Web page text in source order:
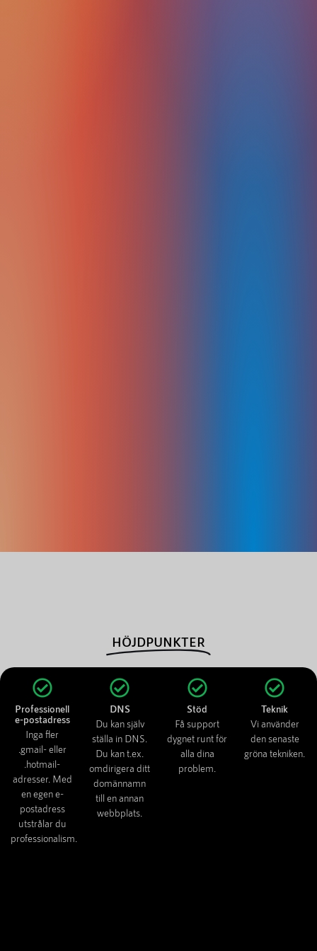
Professionell
e-postadress
Inga fler
.gmail- eller
.hotmail-
adresser. Med
en egen e-
postadress
utstrålar du
professionalism.
DNS
Du kan själv
ställa in DNS.
Du kan t.ex.
omdirigera ditt
domännamn
till en annan
webbplats.
Stöd
Få support
dygnet runt för
alla dina
problem.
Teknik
Vi använder
den senaste
gröna tekniken.
HÖJDPUNKTER